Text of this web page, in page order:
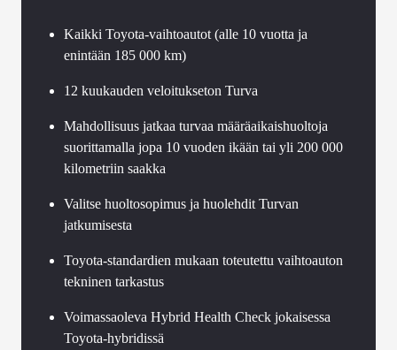
Kaikki Toyota-vaihtoautot (alle 10 vuotta ja
enintään 185 000 km)
12 kuukauden veloitukseton Turva
Mahdollisuus jatkaa turvaa määräaikaishuoltoja
suorittamalla jopa 10 vuoden ikään tai yli 200 000
kilometriin saakka
Valitse huoltosopimus ja huolehdit Turvan
jatkumisesta
Toyota-standardien mukaan toteutettu vaihtoauton
tekninen tarkastus
Voimassaoleva Hybrid Health Check jokaisessa
Toyota-hybridissä